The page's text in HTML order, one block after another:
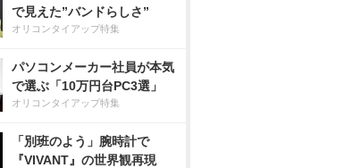
で見えた”バンドらしさ”
オリコンタイアップ特集
パソコンメーカー社員が本気
で選ぶ「10万円台PC3選」
オリコンタイアップ特集
「別班のよう」腕時計で
『VIVANT』の世界観再現